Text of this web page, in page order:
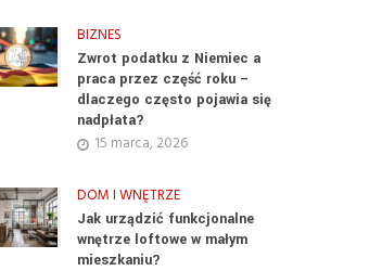
BIZNES
Zwrot podatku z Niemiec a
praca przez część roku –
dlaczego często pojawia się
nadpłata?
15 marca, 2026
DOM I WNĘTRZE
Jak urządzić funkcjonalne
wnętrze loftowe w małym
mieszkaniu?